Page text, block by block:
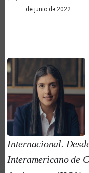
de junio de 2022.
Internacional.
Interamericano de